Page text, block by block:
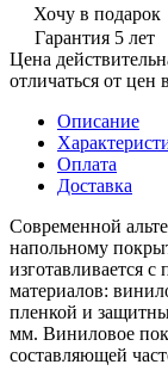
Хочу в подарок
Гарантия 5 лет
Цена
отличаться от цен
Описание
Оплата
Доставка
Современной
напольному
изготавливается
материалов:
пленкой и
мм. Виниловое
составляющей